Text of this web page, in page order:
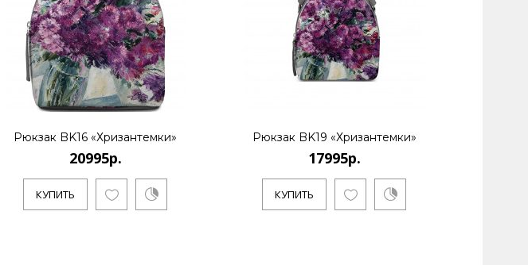
Рюкзак BK16 «Хризантемки»
20995р.
КУПИТЬ
Рюкзак BK19 «Хризантемки»
17995р.
КУПИТЬ